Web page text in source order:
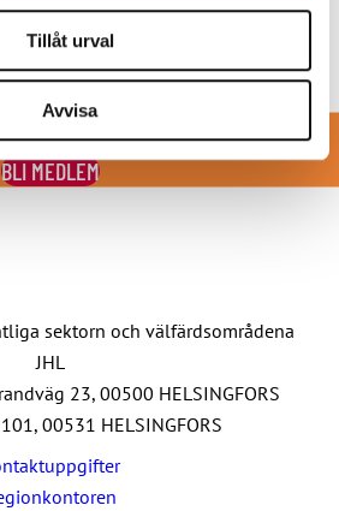
Tillåt urval
Avvisa
skjuts framåt
Share
E-
Share
WhatsApp
Share
Telegram
STARKA LAG
BLI MEDLEM
sektorn och välfärdsområdena
JHL
23, 00500 HELSINGFORS
00531 HELSINGFORS